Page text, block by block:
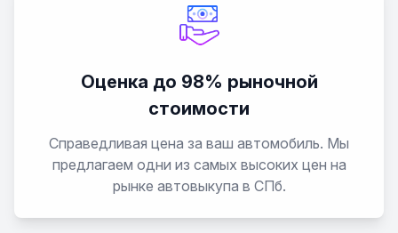
Оценка до 98% рыночной
стоимости
Справедливая цена за ваш автомобиль. Мы
предлагаем одни из самых высоких цен на
рынке автовыкупа в СПб.